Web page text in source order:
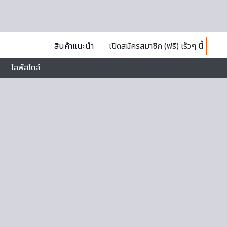
สินค้าแนะนำ
เปิดสมัครสมาชิก (ฟรี) เร็วๆ นี้
ไลฟ์สไตล์